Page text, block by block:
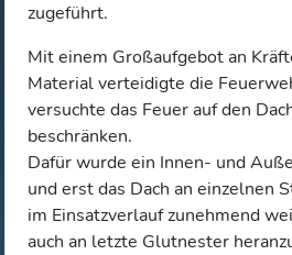
zugeführt.
Mit einem Großaufgebot an
Material verteidigte die
versuchte das Feuer auf den
beschränken.
Dafür wurde ein Innen- und
und erst das Dach an einzelnen
im Einsatzverlauf zunehmend
auch an letzte Glutnester